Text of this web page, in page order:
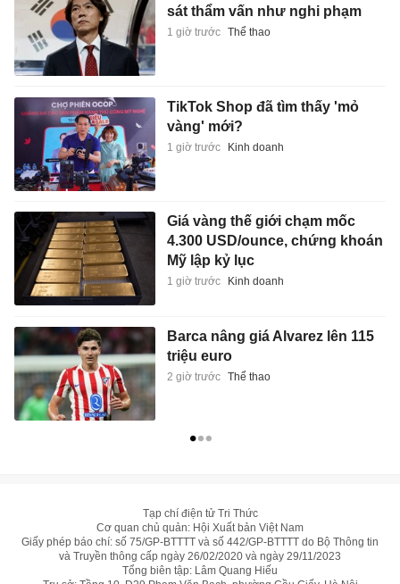
sát thẩm vấn như nghi phạm
1 giờ trước Thể thao
TikTok Shop đã tìm thấy 'mỏ
vàng' mới?
1 giờ trước Kinh doanh
Giá vàng thế giới chạm mốc
4.300 USD/ounce, chứng khoán
Mỹ lập kỷ lục
1 giờ trước Kinh doanh
Barca nâng giá Alvarez lên 115
triệu euro
2 giờ trước Thể thao
Tạp chí điện tử Tri Thức
Cơ quan chủ quản: Hội Xuất bản Việt Nam
Giấy phép báo chí: số 75/GP-BTTTT và số 442/GP-BTTTT do Bộ Thông tin
và Truyền thông cấp ngày 26/02/2020 và ngày 29/11/2023
Tổng biên tập: Lâm Quang Hiếu